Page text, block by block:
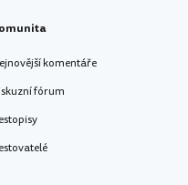
komentáře
fórum